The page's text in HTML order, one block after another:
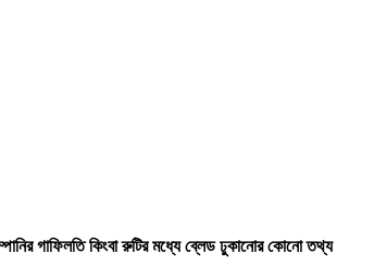
গাফিলতি কিংবা রুটির মধ্যে ব্লেড ঢুকানোর কোনো তথ্য